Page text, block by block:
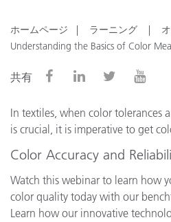
ホームページ ラーニング
Understanding the Basics of Color
共有
In textiles, when color tolerances
is crucial, it is imperative to get
Color Accuracy and
Watch this webinar to learn how
color quality today with our
Learn how our innovative